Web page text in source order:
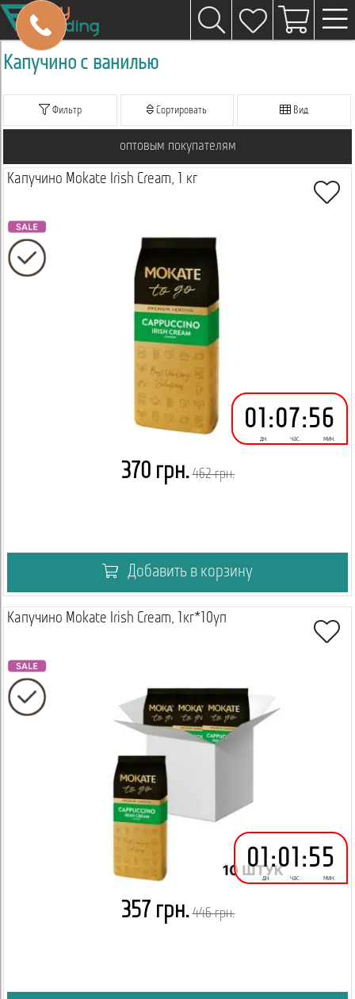
Капучино с ванилью
Фильтр Сортировать Вид
оптовым покупателям
Капучино Mokate Irish Cream, 1 кг
01
дн.
:07
час.
:56
мин.
370 грн. 462 грн.
Добавить в корзину
Капучино Mokate Irish Cream, 1кг*10уп
01
дн.
:01
час.
:55
мин.
357 грн. 446 грн.